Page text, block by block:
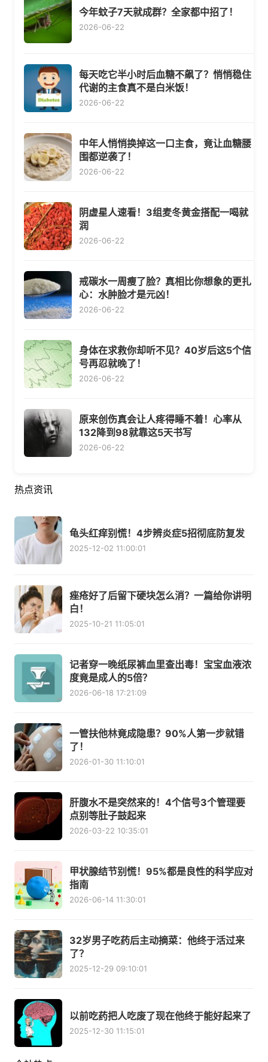
今年蚊子7天就成群？全家都中招了！
2026-06-22
每天吃它半小时后血糖不飙了？悄悄稳住
代谢的主食真不是白米饭！
2026-06-22
中年人悄悄换掉这一口主食，竟让血糖腰
围都逆袭了！
2026-06-22
阴虚星人速看！3组麦冬黄金搭配一喝就
润
2026-06-22
戒碳水一周瘦了脸？真相比你想象的更扎
心：水肿脸才是元凶！
2026-06-22
身体在求救你却听不见？40岁后这5个信
号再忍就晚了！
2026-06-22
原来创伤真会让人疼得睡不着！心率从
132降到98就靠这5天书写
2026-06-22
热点资讯
龟头红痒别慌！4步辨炎症5招彻底防复发
2025-12-02 11:00:01
痤疮好了后留下硬块怎么消？一篇给你讲明
白！
2025-10-21 11:05:01
记者穿一晚纸尿裤血里查出毒！宝宝血液浓
度竟是成人的5倍？
2026-06-18 17:21:09
一管扶他林竟成隐患？90%人第一步就错
了！
2026-01-30 11:10:01
肝腹水不是突然来的！4个信号3个管理要
点别等肚子鼓起来
2026-03-22 10:35:01
甲状腺结节别慌！95%都是良性的科学应对
指南
2026-06-14 11:30:01
32岁男子吃药后主动摘菜：他终于活过来
了？
2025-12-29 09:10:01
以前吃药把人吃废了现在他终于能好起来了
2025-12-30 11:15:01